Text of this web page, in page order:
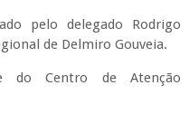
pelo delegado Rodrigo
de Delmiro Gouveia.
do Centro de Atenção